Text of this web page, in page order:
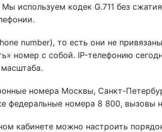
используем кодек G.711 без
number), то есть они не
номер с собой. IP-телефонию
номера Москвы, Санкт-
федеральные номера 8 800, вызовы
кабинете можно настроить